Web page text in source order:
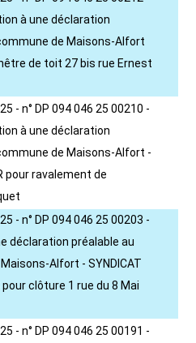
à une déclaration
de Maisons-Alfort
de toit 27 bis rue Ernest
- n° DP 094 046 25 00210 -
à une déclaration
de Maisons-Alfort -
pour ravalement de
- n° DP 094 046 25 00203 -
déclaration préalable au
Alfort - SYNDICAT
pour clôture 1 rue du 8 Mai
- n° DP 094 046 25 00191 -